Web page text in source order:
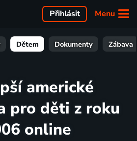
Menu
Přihlásit
Dětem Dokumenty Zábava
americké
pro děti z roku
online